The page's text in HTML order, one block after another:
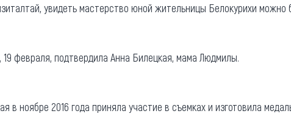
увидеть мастерство юной жительницы Белокурихи можно
февраля, подтвердила Анна Билецкая, мама Людмилы.
в ноябре 2016 года приняла участие в съемках и изготовила